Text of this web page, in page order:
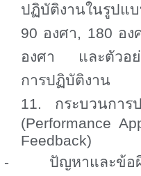
ปฏิบัติงานในรูปแบ
90 องศา, 180 อง
องศา และตัวอย่
การปฏิบัติงาน
11. กระบวนการ
(Performance
Feedback)
-
ปัญหาและข้อ